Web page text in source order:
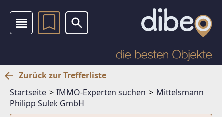
Zurück zur Trefferliste
Startseite
IMMO-Experten suchen
Mittelsmann
Philipp Sulek GmbH